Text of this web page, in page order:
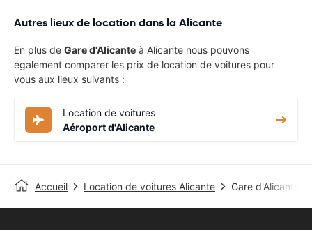
Autres lieux de location dans la Alicante
En plus de Gare d'Alicante à Alicante nous pouvons
également comparer les prix de location de voitures pour
vous aux lieux suivants :
Location de voitures
Aéroport d'Alicante
Accueil Location de voitures Alicante Gare d'Alicante